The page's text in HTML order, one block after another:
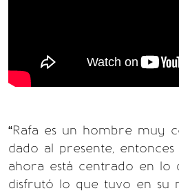
“Rafa es un hombre muy
dado al presente,
ahora está centrado en lo
disfrutó lo que tuvo en su